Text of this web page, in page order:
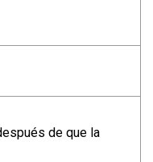
de que la